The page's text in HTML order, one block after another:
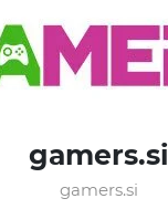
gamers.si
gamers.si